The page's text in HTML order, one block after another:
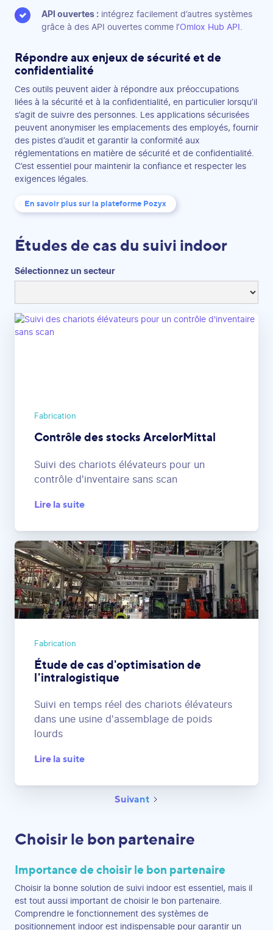
API ouvertes : intégrez facilement d’autres systèmes
grâce à des API ouvertes comme l’Omlox Hub API
Répondre aux enjeux de sécurité et de
confidentialité
Ces outils peuvent aider à répondre aux préoccupations
liées à la sécurité et à la confidentialité, en particulier lorsqu’il
s’agit de suivre des personnes. Les applications sécurisées
peuvent anonymiser les emplacements des employés, fournir
des pistes d’audit et garantir la conformité aux
réglementations en matière de sécurité et de confidentialité.
C’est essentiel pour maintenir la confiance et respecter les
exigences légales.
En savoir plus sur la plateforme Pozyx
Études de cas du suivi indoor
Sélectionnez un secteur
Fabrication
Contrôle des stocks ArcelorMittal
Suivi des chariots élévateurs pour un
contrôle d'inventaire sans scan
Lire la suite
Fabrication
Étude de cas d'optimisation de
l'intralogistique
Suivi en temps réel des chariots élévateurs
dans une usine d'assemblage de poids
lourds
Lire la suite
Suivant
Choisir le bon partenaire
Importance de choisir le bon partenaire
Choisir la bonne solution de suivi indoor est essentiel, mais il
est tout aussi important de choisir le bon partenaire.
Comprendre le fonctionnement des systèmes de
positionnement indoor est indispensable pour garantir un